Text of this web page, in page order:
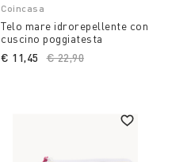
Coincasa
Telo mare idrorepellente con
cuscino poggiatesta
Price reduced from
€ 22,90
€ 11,45